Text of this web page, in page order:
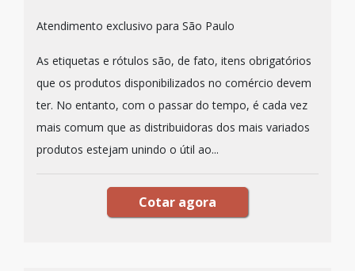
Atendimento exclusivo para São Paulo
As etiquetas e rótulos são, de fato, itens obrigatórios
que os produtos disponibilizados no comércio devem
ter. No entanto, com o passar do tempo, é cada vez
mais comum que as distribuidoras dos mais variados
produtos estejam unindo o útil ao...
Cotar agora